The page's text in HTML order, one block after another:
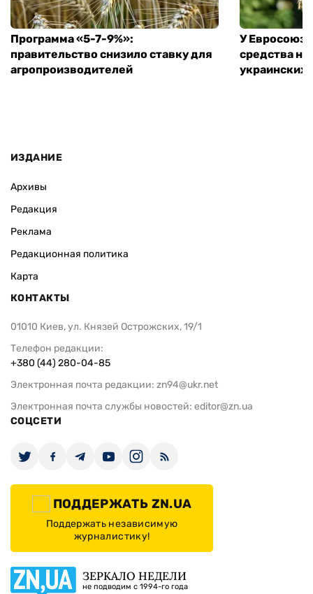
Программа «5-7-9%»:
правительство снизило ставку для
агропроизводителей
У
средства
ИЗДАНИЕ
Архивы
Редакция
Реклама
Редакционная политика
Карта
КОНТАКТЫ
01010 Киев, ул. Князей Острожских, 19/1
Телефон редакции:
+380 (44) 280-04-85
Электронная почта редакции: zn94@ukr.net
Электронная почта службы новостей: editor@zn.ua
СОЦСЕТИ
ПОДДЕРЖАТЬ ZN.UA
Поддержать независимую
журналистику!
ЗЕРКАЛО НЕДЕЛИ
не подводим с 1994-го года